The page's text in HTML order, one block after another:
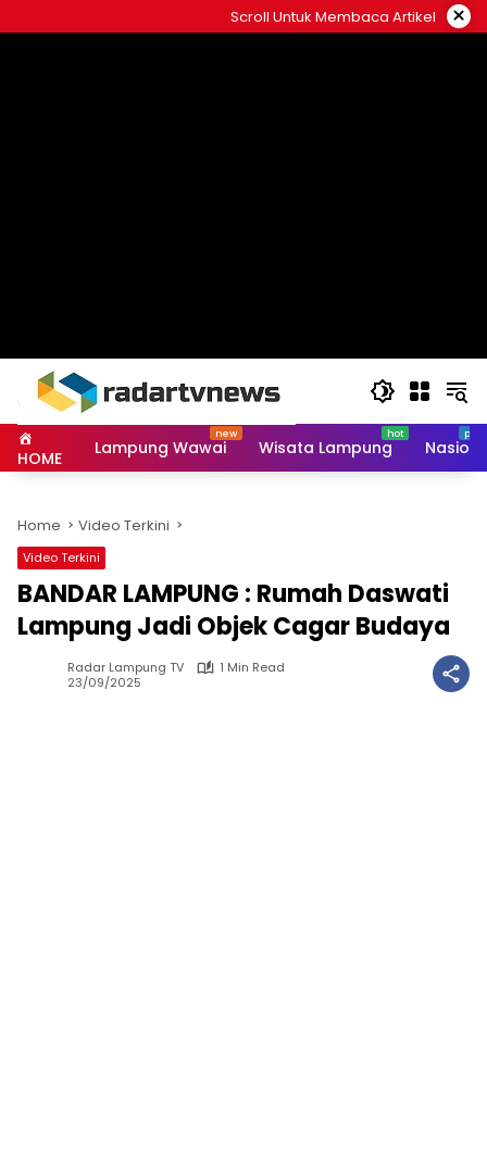
to
Scroll Untuk Membaca Artikel ×
HOME Lampung Wawai Wisata Lampung
Home Video Terkini
Video Terkini
BANDAR LAMPUNG : Rumah Daswati
Lampung Jadi Objek Cagar Budaya
Radar Lampung TV
1 Min Read
23/09/2025